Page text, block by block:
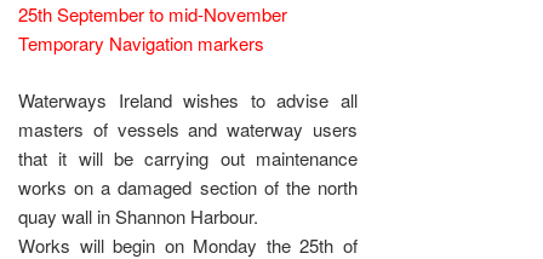
25th September to mid-November
Temporary Navigation markers
Waterways Ireland wishes to advise all
masters of vessels and waterway users
that it will be carrying out maintenance
works on a damaged section of the north
quay wall in Shannon Harbour.
Works will begin on Monday the 25th of